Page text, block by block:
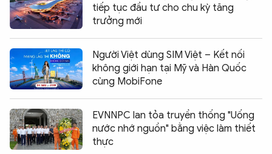
tiếp tục đầu tư cho chu kỳ tăng
trưởng mới
Người Việt dùng SIM Việt – Kết nối
không giới hạn tại Mỹ và Hàn Quốc
cùng MobiFone
EVNNPC lan tỏa truyền thống "Uống
nước nhớ nguồn" bằng việc làm thiết
thực